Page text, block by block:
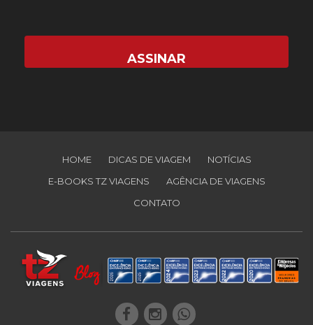
HOME DICAS DE VIAGEM
NOTÍCIAS
E-BOOKS TZ VIAGENS
AGÊNCIA DE VIAGENS
CONTATO